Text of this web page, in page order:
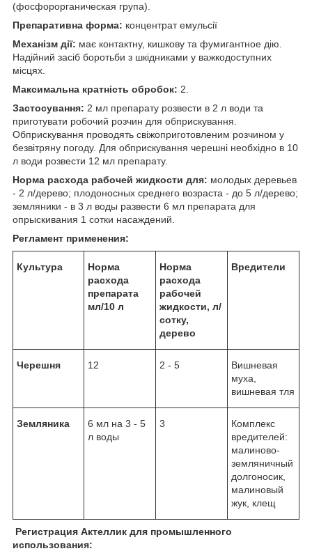
(фосфорорганическая група).
Препаративна форма: концентрат емульсії
Механізм дії: має контактну, кишкову та фумигантное дію.
Надійний засіб боротьби з шкідниками у важкодоступних
місцях.
Максимальна кратність обробок: 2.
Застосування: 2 мл препарату розвести в 2 л води та
приготувати робочий розчин для обприскування.
Обприскування проводять свіжоприготовленим розчином у
безвітряну погоду. Для обприскування черешні необхідно в 10
л води розвести 12 мл препарату.
Норма расхода рабочей жидкости для: молодых деревьев
- 2 л/дерево; плодоносных среднего возраста - до 5 л/дерево;
земляники - в 3 л воды развести 6 мл препарата для
опрыскивания 1 сотки насаждений.
Регламент применения:
Культура
Норма
расхода
препарата
мл/10 л
Норма
расхода
рабочей
жидкости, л/
сотку,
дерево
Вредители
Черешня 12 2 - 5
Вишневая
муха,
вишневая тля
Земляника
6 мл на 3 - 5
л воды
3
Комплекс
вредителей:
малиново-
земляничный
долгоносик,
малиновый
жук, клещ
Регистрация Актеллик для промышленного
использования: